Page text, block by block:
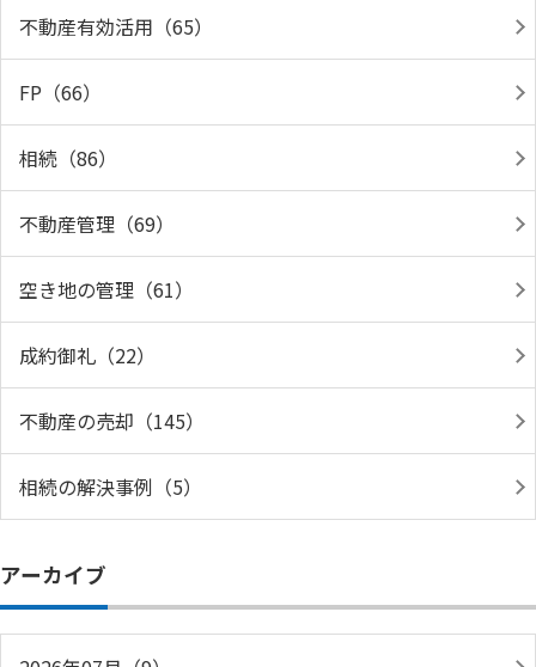
不動産有効活用（65）
FP（66）
相続（86）
不動産管理（69）
空き地の管理（61）
成約御礼（22）
不動産の売却（145）
相続の解決事例（5）
アーカイブ